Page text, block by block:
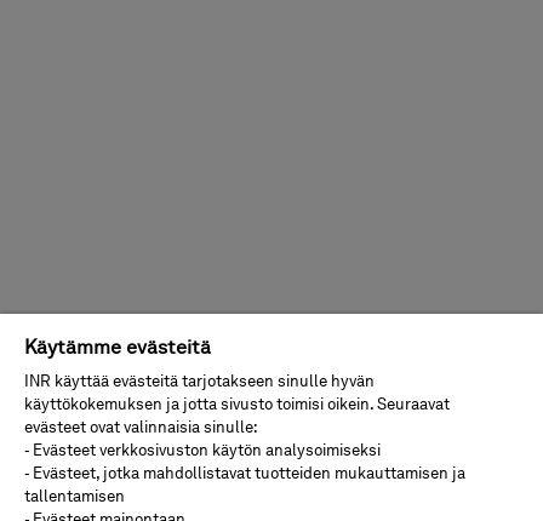
Käytämme evästeitä
INR käyttää evästeitä tarjotakseen sinulle hyvän
käyttökokemuksen ja jotta sivusto toimisi oikein. Seuraavat
evästeet ovat valinnaisia sinulle:
- Evästeet verkkosivuston käytön analysoimiseksi
- Evästeet, jotka mahdollistavat tuotteiden mukauttamisen ja
tallentamisen